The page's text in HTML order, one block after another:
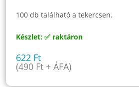
100 db található a tekercsen.
Készlet: ✅ raktáron
622 Ft
(490 Ft + ÁFA)